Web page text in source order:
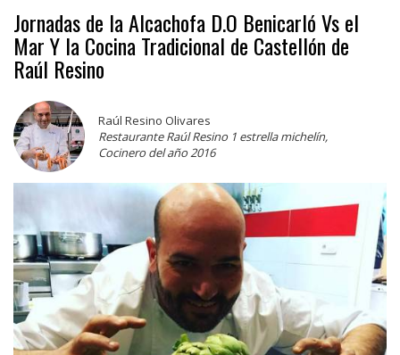
Jornadas de la Alcachofa D.O Benicarló Vs el
Mar Y la Cocina Tradicional de Castellón de
Raúl Resino
Raúl Resino Olivares
Restaurante Raúl Resino 1 estrella michelín,
Cocinero del año 2016